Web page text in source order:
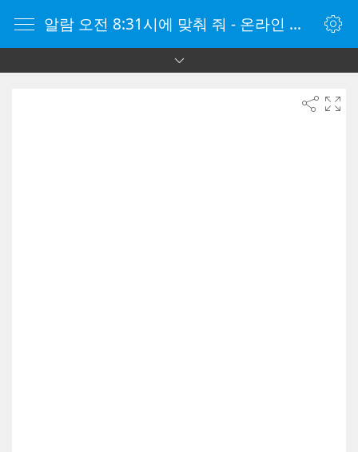
알람 오전 8:31시에 맞춰 줘 - 온라인 알람 시계 - 자명종 온라인 - 온라인 자명종